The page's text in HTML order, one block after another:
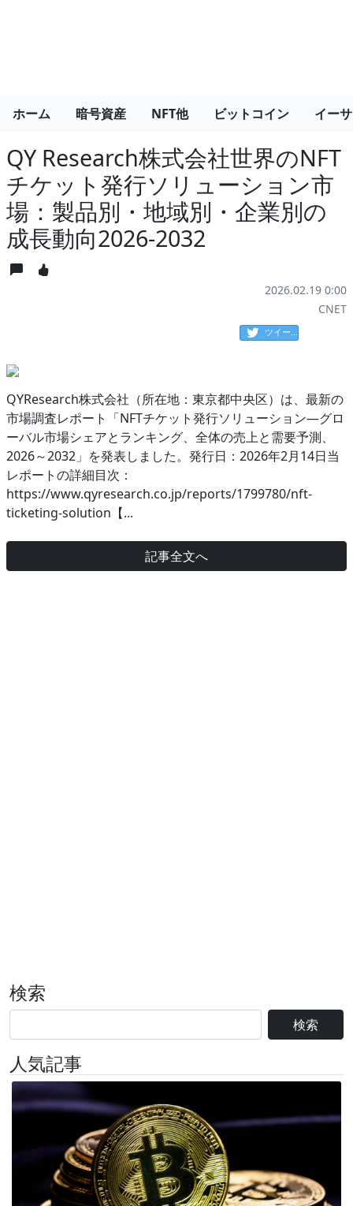
ホーム 暗号資産 NFT他 ビットコイン イー
QY Research株式会社世界のNFT
チケット発行ソリューション市
場：製品別・地域別・企業別の
成長動向2026-2032
2026.02.19 0:00
CNET
ツイート
QYResearch株式会社（所在地：東京都中央区）は、最新の
市場調査レポート「NFTチケット発行ソリューション―グロ
ーバル市場シェアとランキング、全体の売上と需要予測、
2026～2032」を発表しました。発行日：2026年2月14日当
レポートの詳細目次：
https://www.qyresearch.co.jp/reports/1799780/nft-
ticketing-solution【...
記事全文へ
検索
検索
人気記事